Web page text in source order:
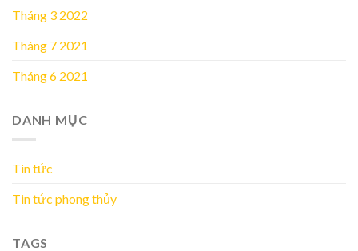
Tháng 3 2022
Tháng 7 2021
Tháng 6 2021
DANH MỤC
Tin tức
Tin tức phong thủy
TAGS